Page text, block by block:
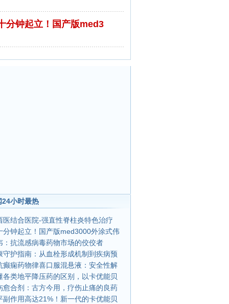
分钟起立！国产版med3
24小时最热
医结合医院-强直性脊柱炎特色治疗
分钟起立！国产版med3000外涂式伟
：抗流感病毒药物市场的佼佼者
守护指南：从血栓形成机制到疾病预
癫痫药物律喜口服混悬液：安全性解
各类地平降压药的区别，以卡优能贝
愈合剂：古方今用，疗伤止痛的良药
副作用高达21%！新一代的卡优能贝